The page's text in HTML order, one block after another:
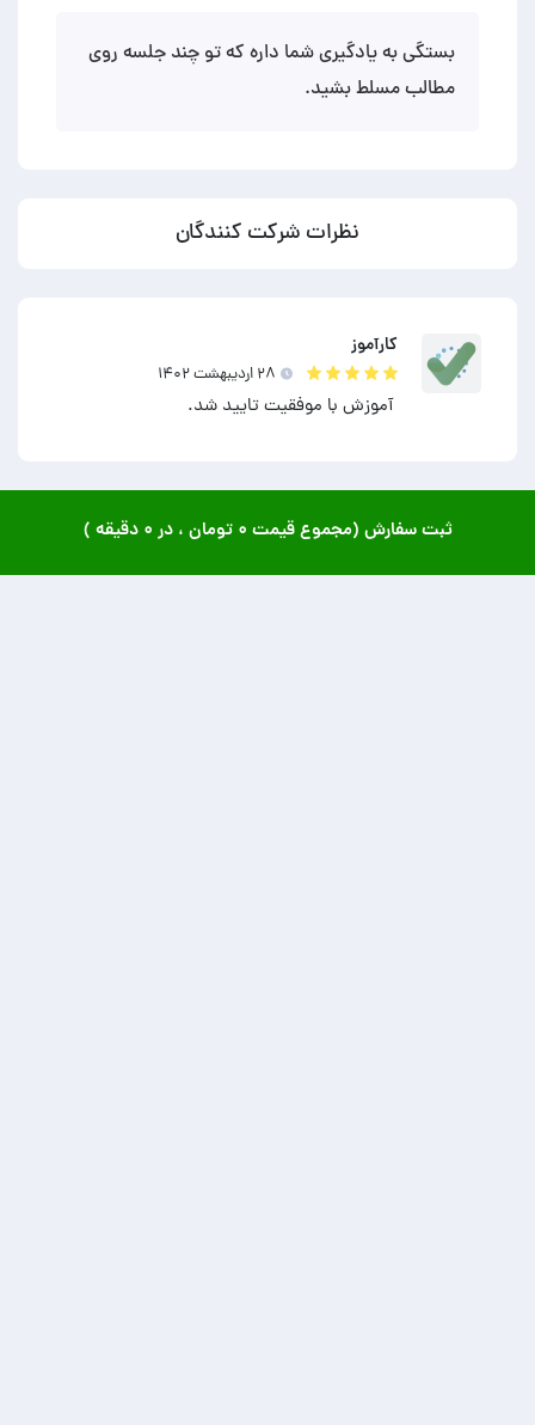
بستگی به یادگیری شما داره که تو چند جلسه روی
مطالب مسلط بشید.
نظرات شرکت کنندگان
کارآموز
۲۸ ارديبهشت ۱۴۰۲
آموزش با موفقیت تایید شد.
ثبت سفارش (مجموع قیمت ۰ تومان ، در ۰ دقیقه )